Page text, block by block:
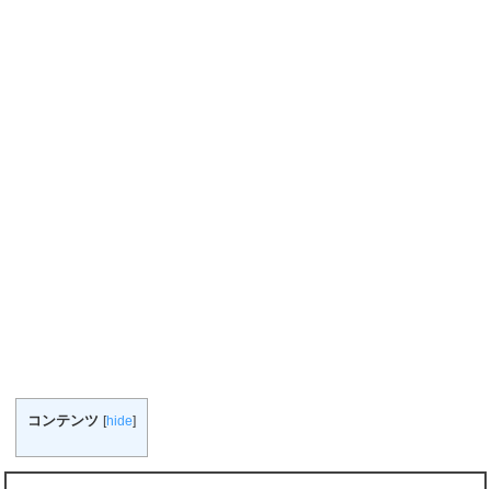
コンテンツ [hide]